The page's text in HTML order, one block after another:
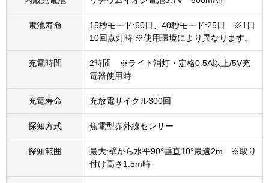
電池寿命
15秒モード:60日、40秒モード:25日 ※1日
10回点灯時 ※使用環境により異なります。
充電時間
2時間 ※ライト消灯・定格0.5A以上/5V充
電器使用時
充電寿命 充放電サイクル300回
探知方式 焦電型赤外線センサー
探知範囲
最大:壁から水平90°垂直10°最遠2m ※取り
付け高さ1.5m時